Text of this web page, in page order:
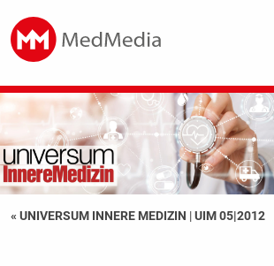
« UNIVERSUM INNERE MEDIZIN |UIM 05|2012